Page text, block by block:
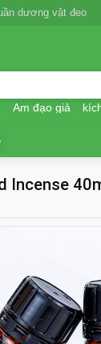
hoa quick rush
Âm đạo giả
Incense